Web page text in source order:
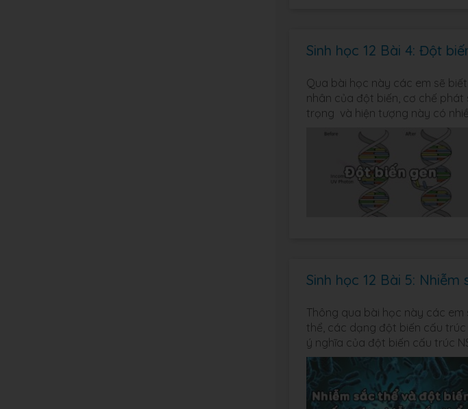
Sinh học 12 Bài 4: Đột
Qua bài học này các em sẽ
nhân của đột biến, cơ chế
trọng và hiện tượng này có
Sinh học 12 Bài 5:
Thông qua bài học này các em
thể, các dạng đột biến cấu
ý nghĩa của đột biến cấu trúc